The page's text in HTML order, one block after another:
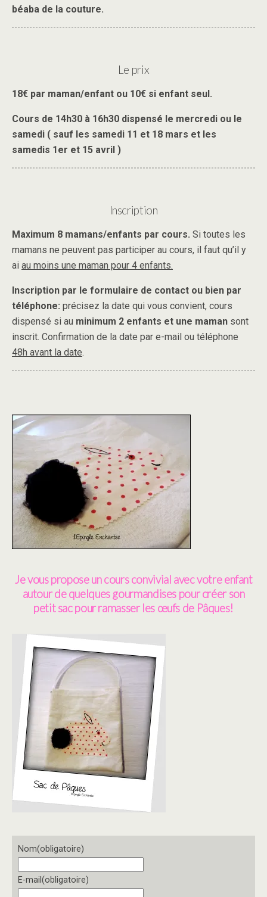
béaba de la couture.
Le prix
18€ par maman/enfant ou 10€ si enfant seul.
Cours de 14h30 à 16h30 dispensé le mercredi ou le
samedi ( sauf les samedi 11 et 18 mars et les
samedis 1er et 15 avril )
Inscription
Maximum 8 mamans/enfants par cours. Si toutes les
mamans ne peuvent pas participer au cours, il faut qu’il y
ai au moins une maman pour 4 enfants.
Inscription par le formulaire de contact ou bien par
téléphone: précisez la date qui vous convient, cours
dispensé si au minimum 2 enfants et une maman sont
inscrit. Confirmation de la date par e-mail ou téléphone
48h avant la date.
Je vous propose un cours convivial avec votre enfant
autour de quelques gourmandises pour créer son
petit sac pour ramasser les œufs de Pâques!
Nom(obligatoire)
E-mail (obligatoire)